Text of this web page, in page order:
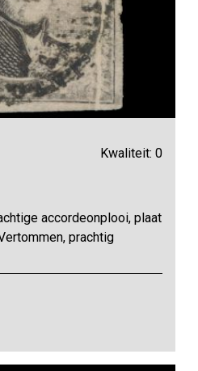
Kwaliteit: 0
accordeonplooi, plaat
prachtig